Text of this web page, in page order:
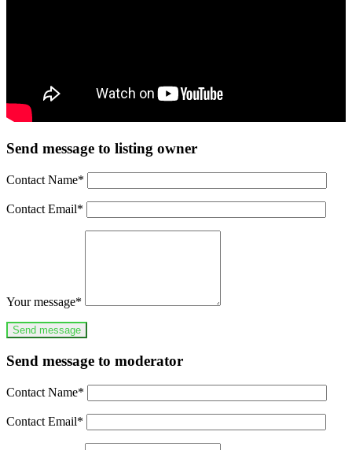
Send message to listing owner
Contact Name*
Contact Email*
Your message*
Send message to moderator
Contact Name*
Contact Email*